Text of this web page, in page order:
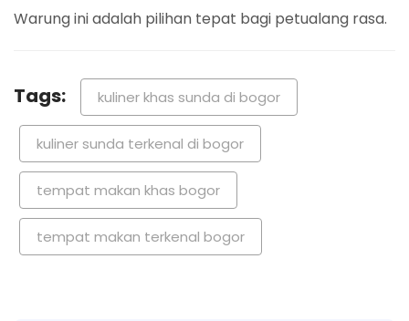
Warung ini adalah pilihan tepat bagi petualang rasa.
Tags: kuliner khas sunda di bogor
kuliner sunda terkenal di bogor
tempat makan khas bogor
tempat makan terkenal bogor